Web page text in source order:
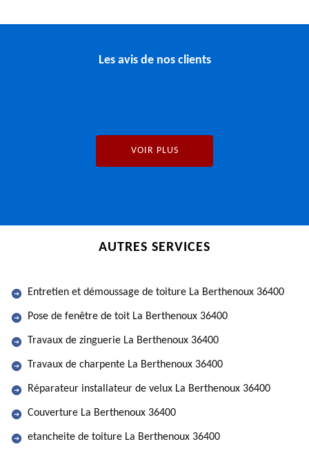
Les avis de nos clients
VOIR PLUS
AUTRES SERVICES
Entretien et démoussage de toiture La Berthenoux 36400
Pose de fenêtre de toit La Berthenoux 36400
Travaux de zinguerie La Berthenoux 36400
Travaux de charpente La Berthenoux 36400
Réparateur installateur de velux La Berthenoux 36400
Couverture La Berthenoux 36400
etancheite de toiture La Berthenoux 36400